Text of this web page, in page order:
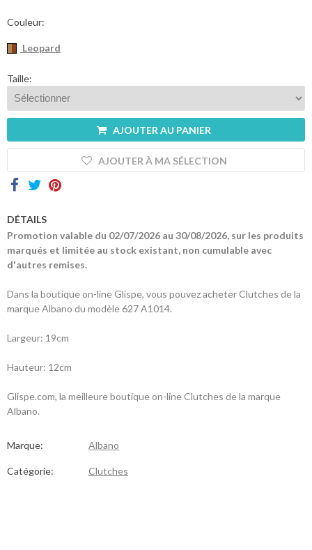
Couleur:
Leopard
Taille:
AJOUTER AU PANIER
AJOUTER À MA SÉLECTION
DÉTAILS
Promotion valable du 02/07/2026 au 30/08/2026, sur les produits
marqués et limitée au stock existant, non cumulable avec
d'autres remises.
Dans la boutique on-line Glispe, vous pouvez acheter Clutches de la
marque Albano du modèle 627 A1014.
Largeur: 19cm
Hauteur: 12cm
Glispe.com, la meilleure boutique on-line Clutches de la marque
Albano.
Marque: Albano
Catégorie: Clutches